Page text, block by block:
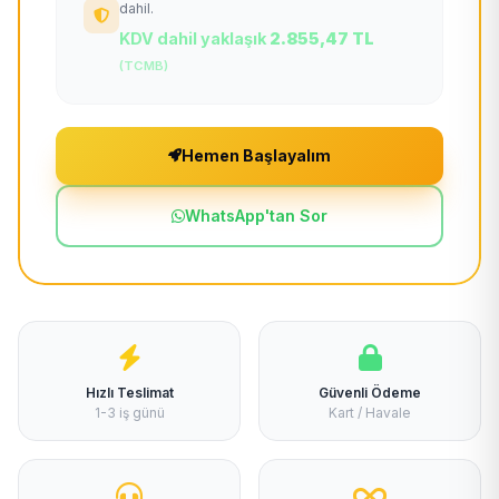
dahil.
KDV dahil yaklaşık 2.855,47 TL
(TCMB)
Hemen Başlayalım
WhatsApp'tan Sor
Hızlı Teslimat
1-3 iş günü
Güvenli Ödeme
Kart / Havale